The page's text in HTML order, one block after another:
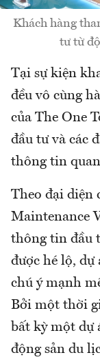
Khách hàng
tư từ
Tại sự kiện
đều vô cùng
của The One
đầu tư và các
thông tin
Theo đại diện
Maintenance
thông tin đầu
được hé lộ,
chú ý mạnh
Bởi một thời
bất kỳ một dự
động sản du